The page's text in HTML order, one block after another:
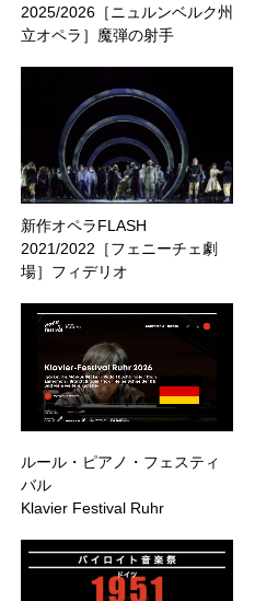
2025/2026［ニュルンベルク州
立オペラ］魔弾の射手
新作オペラFLASH
2021/2022［フェニーチェ劇
場］フィデリオ
ルール・ピアノ・フェスティ
バル
Klavier Festival Ruhr